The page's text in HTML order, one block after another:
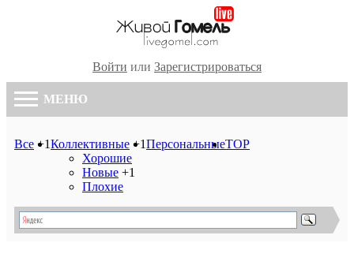
Войти или Зарегистрироваться
МЕНЮ
Все +1Коллективные +1
Хорошие
Новые +1
Плохие
ПерсональныеTOP